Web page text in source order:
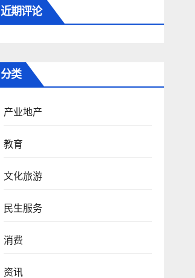
近期评论
分类
产业地产
教育
文化旅游
民生服务
消费
资讯